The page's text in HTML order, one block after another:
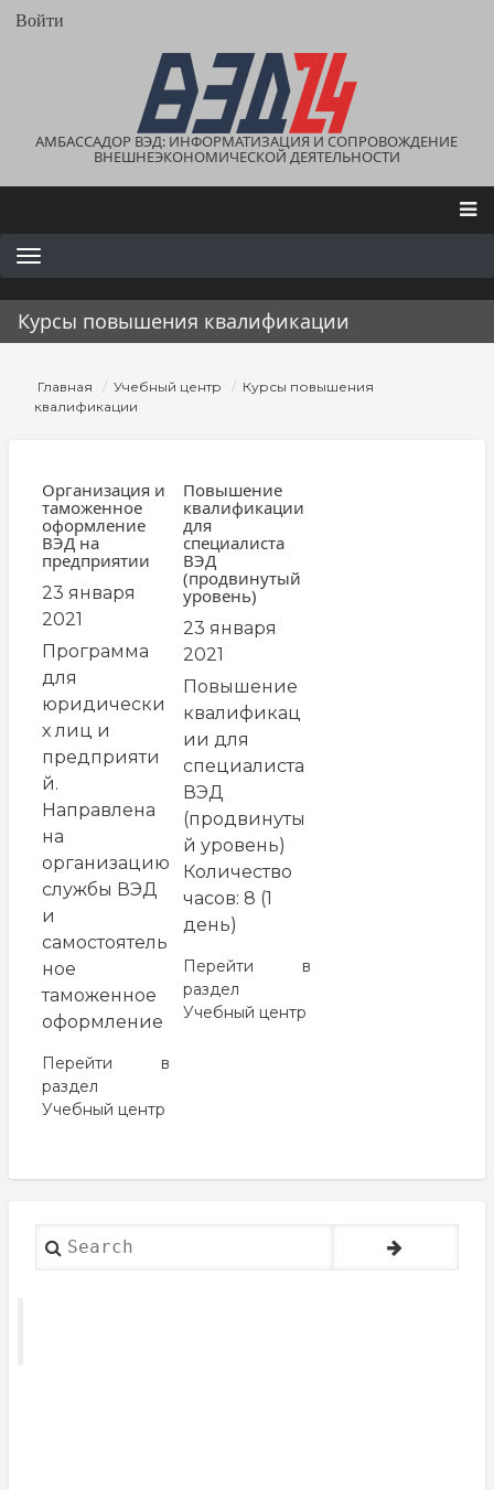
Перейти
User
Войти
АМБАССАДОР ВЭД: ИНФОРМАТИЗАЦИЯ И СОПРОВОЖДЕНИЕ
ВНЕШНЕЭКОНОМИЧЕСКОЙ ДЕЯТЕЛЬНОСТИ
Main
navigation
Курсы повышения квалификации
Строка
навигации
Главная Учебный центр
Курсы повышения
квалификации
Организация и
таможенное
оформление
ВЭД на
предприятии
23 января
2021
Программа
для
юридически
х лиц и
предприяти
й.
Направлена
на
организацию
службы ВЭД
и
самостоятель
ное
таможенное
оформление
Перейти в
раздел
Учебный центр
Повышение
квалификации
для
специалиста
ВЭД
(продвинутый
уровень)
23 января
2021
Повышение
квалификац
ии для
специалиста
ВЭД
(продвинуты
й уровень)
Количество
часов: 8 (1
день)
Перейти в
раздел
Учебный центр
Search